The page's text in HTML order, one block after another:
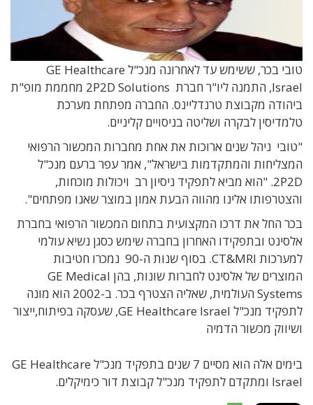
טובי בכר, ששימש עד לאחרונה מנכ"ל GE Healthcare
Israel, התמנה ליו"ר חברת 2P2D Solutions מחממת מופ"ת
ביהודה מקבוצת טרנדליינס. החברה מפתחת מערכת
טלמדיסין לבקרה ושליטה בניסויים קליניים.
"טובי ניהל שנים ארוכות את אחת מחברות המכשור הרפואי
המצליחות והמתקדמות בישראל", אמר עפר ברעם מנכ"ל
2P2D. "הוא מביא לתפקיד ניסיון רב ויכולות מוכחות,
והצטרפותו אלינו מהווה הבעת אמון במוצר שאנו מפתחים".
בכר החל את דרכו המקצועית בתחום המכשור הרפואי בחברת
אלסינט ובתפקידו האחרון בחברה שימש כסגן נשיא עולמי
למערכות CT&MRI. בסוף שנות ה-90 נמכרו חטיבות
המוצרים של אלסינט לחברות שונות, בהן GE Medical
Systems
העולמית, שאליה הצטרף בכר. ב-2002 הוא מונה
לתפקיד מנכ"ל GE Healthcare Israel, שעסקה בפיתוח,ייצור
ושיווק מכשור הדמיה
בימים אלה הוא מסיים 7 שנים בתפקיד מנכ"ל GE Healthcare
Israel ומתקדם לתפקיד מנכ"ל קבוצת דור כימיקלים.